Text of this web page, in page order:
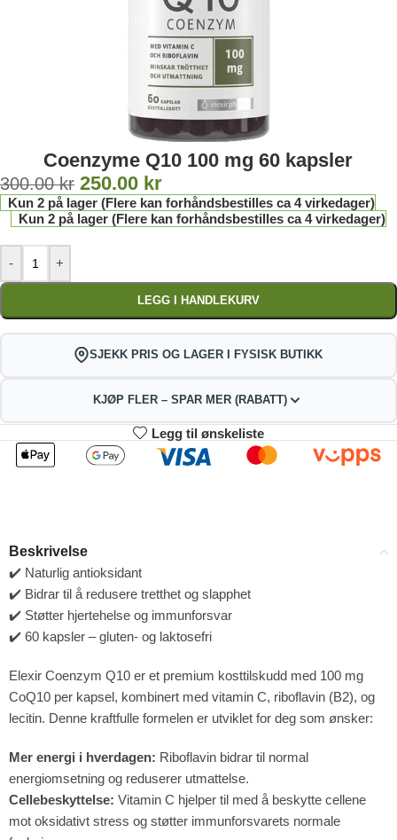
Coenzyme Q10 100 mg 60 kapsler
300.00kr 250.00 kr
Kun 2 på lager (Flere kan forhåndsbestilles ca 4 virkedager)
Kun 2 på lager (Flere kan forhåndsbestilles ca 4 virkedager)
- +
LEGG I HANDLEKURV
SJEKK PRIS OG LAGER I FYSISK BUTIKK
KJØP FLER – SPAR MER (RABATT)
2
247.50
kr
3-4
245.00
4%
Legg til ønskeliste
Beskrivelse
✔️ Naturlig antioksidant
✔️ Bidrar til å redusere tretthet og slapphet
✔️ Støtter hjertehelse og immunforsvar
✔️ 60 kapsler – gluten- og laktosefri
Elexir Coenzym Q10 er et premium kosttilskudd med 100 mg
CoQ10 per kapsel, kombinert med vitamin C, riboflavin (B2), og
lecitin. Denne kraftfulle formelen er utviklet for deg som ønsker:
Mer energi i hverdagen: Riboflavin bidrar til normal
energiomsetning og reduserer utmattelse.
Cellebeskyttelse: Vitamin C hjelper til med å beskytte cellene
mot oksidativt stress og støtter immunforsvarets normale